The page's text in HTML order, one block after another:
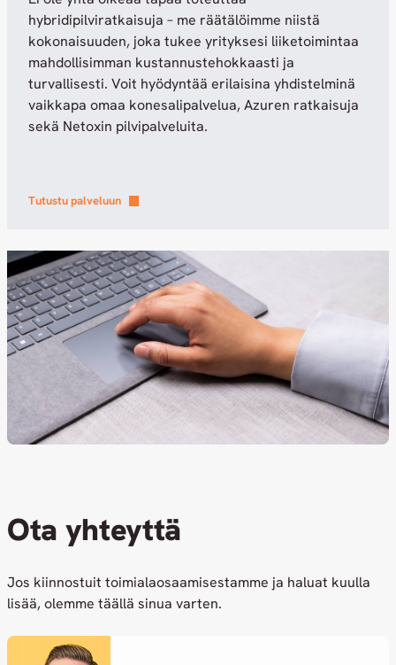
hybridipilviratkaisuja – me räätälöimme niistä
kokonaisuuden, joka tukee yrityksesi liiketoimintaa
mahdollisimman kustannustehokkaasti ja
turvallisesti. Voit hyödyntää erilaisina yhdistelminä
vaikkapa omaa konesalipalvelua, Azuren ratkaisuja
sekä Netoxin pilvipalveluita.
Tutustu palveluun
Ota yhteyttä
Jos kiinnostuit toimialaosaamisestamme ja haluat kuulla
lisää, olemme täällä sinua varten.